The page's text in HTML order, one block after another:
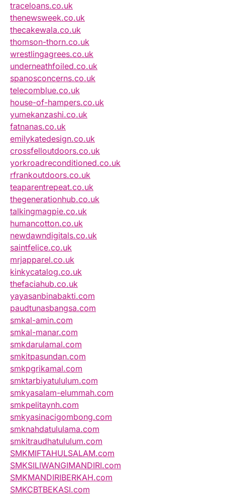
traceloans.co.uk
thenewsweek.co.uk
thecakewala.co.uk
thomson-thorn.co.uk
wrestlingagrees.co.uk
underneathfoiled.co.uk
spanosconcerns.co.uk
telecomblue.co.uk
house-of-hampers.co.uk
yumekanzashi.co.uk
fatnanas.co.uk
emilykatedesign.co.uk
crossfelloutdoors.co.uk
yorkroadreconditioned.co.uk
rfrankoutdoors.co.uk
teaparentrepeat.co.uk
thegenerationhub.co.uk
talkingmagpie.co.uk
humancotton.co.uk
newdawndigitals.co.uk
saintfelice.co.uk
mrjapparel.co.uk
kinkycatalog.co.uk
thefaciahub.co.uk
yayasanbinabakti.com
paudtunasbangsa.com
smkal-amin.com
smkal-manar.com
smkdarulamal.com
smkitpasundan.com
smkpgrikamal.com
smktarbiyatululum.com
smkyasalam-elummah.com
smkpelitaynh.com
smkyasinacigombong.com
smknahdatululama.com
smkitraudhatululum.com
SMKMIFTAHULSALAM.com
SMKSILIWANGIMANDIRI.com
SMKMANDIRIBERKAH.com
SMKCBTBEKASI.com